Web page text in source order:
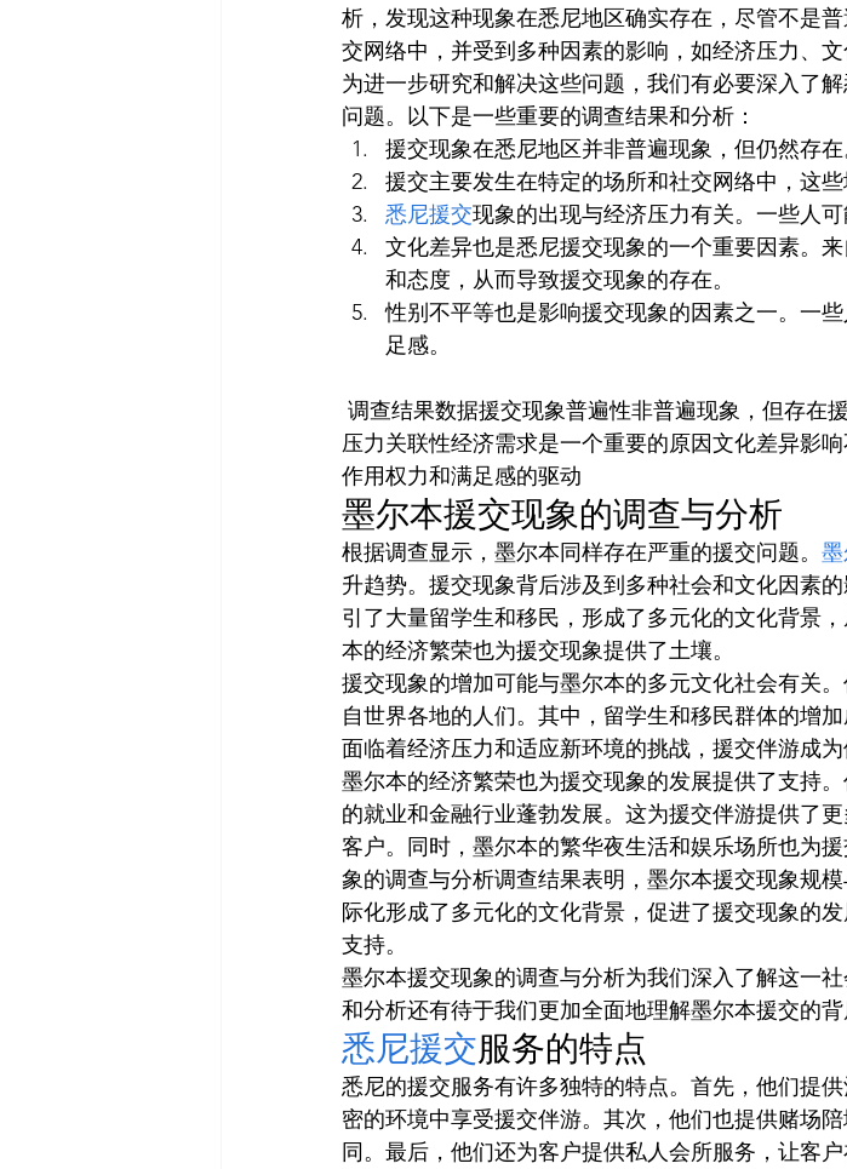
析，发现这种现象在悉尼地区确实存在，尽管不是
交网络中，并受到多种因素的影响，如经济压力、文
为进一步研究和解决这些问题，我们有必要深入了
问题。以下是一些重要的调查结果和分析：
援交现象在悉尼地区并非普遍现象，但仍然存在
援交主要发生在特定的场所和社交网络中，这些
悉尼援交现象的出现与经济压力有关。一些人
文化差异也是悉尼援交现象的一个重要因素。
和态度，从而导致援交现象的存在。
性别不平等也是影响援交现象的因素之一。一
足感。
压力关联性经济需求是一个重要的原因文化差异影
作用权力和满足感的驱动
墨尔本援交现象的调查与分析
根据调查显示，墨尔本同样存在严重的援交问题。
升趋势。援交现象背后涉及到多种社会和文化因素
引了大量留学生和移民，形成了多元化的文化背景
本的经济繁荣也为援交现象提供了土壤。
援交现象的增加可能与墨尔本的多元文化社会有关
自世界各地的人们。其中，留学生和移民群体的增
面临着经济压力和适应新环境的挑战，援交伴游成为
墨尔本的经济繁荣也为援交现象的发展提供了支持
的就业和金融行业蓬勃发展。这为援交伴游提供了
客户。同时，墨尔本的繁华夜生活和娱乐场所也为
象的调查与分析调查结果表明，墨尔本援交现象规
际化形成了多元化的文化背景，促进了援交现象的
支持。
墨尔本援交现象的调查与分析为我们深入了解这一
和分析还有待于我们更加全面地理解墨尔本援交的
悉尼援交服务的特点
悉尼的援交服务有许多独特的特点。首先，他们提
密的环境中享受援交伴游。其次，他们也提供赌场
同。最后，他们还为客户提供私人会所服务，让客